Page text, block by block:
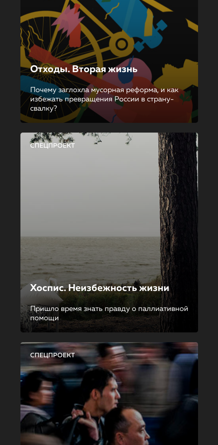
Отходы. Вторая жизнь
Почему заглохла мусорная реформа, и как
избежать превращения России в страну-
свалку?
СПЕЦПРОЕКТ
Хоспис. Неизбежность жизни
Пришло время знать правду о паллиативной
помощи
СПЕЦПРОЕКТ